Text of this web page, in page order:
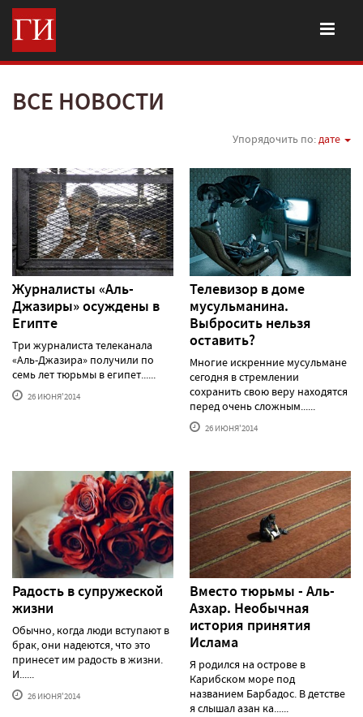
ВСЕ НОВОСТИ
Упорядочить по:дате
Журналисты «Аль-
Джазиры» осуждены в
Египте
Три журналиста телеканала
«Аль-Джазира» получили по
семь лет тюрьмы в египет......
26 ИЮНЯ'2014
Телевизор в доме
мусульманина.
Выбросить нельзя
оставить?
Многие искренние мусульмане
сегодня в стремлении
сохранить свою веру находятся
перед очень сложным......
26 ИЮНЯ'2014
Радость в супружеской
жизни
Обычно, когда люди вступают в
брак, они надеются, что это
принесет им радость в жизни.
И......
26 ИЮНЯ'2014
Вместо тюрьмы - Аль-
Азхар. Необычная
история принятия
Ислама
Я родился на острове в
Карибском море под
названием Барбадос. В детстве
я слышал азан ка......